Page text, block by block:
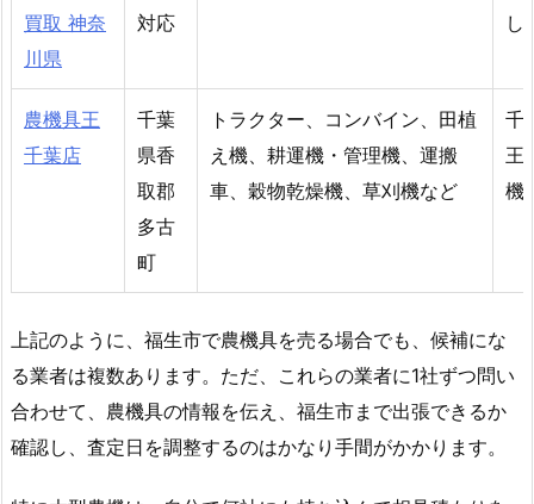
買取 神奈
川県
対応
し
農機具王
千葉店
千葉
県香
取郡
多古
町
トラクター、コンバイン、田植
え機、耕運機・管理機、運搬
車、穀物乾燥機、草刈機など
千
王
機
上記のように、福生市で農機具を売る場合でも、候補にな
る業者は複数あります。ただ、これらの業者に1社ずつ問い
合わせて、農機具の情報を伝え、福生市まで出張できるか
確認し、査定日を調整するのはかなり手間がかかります。